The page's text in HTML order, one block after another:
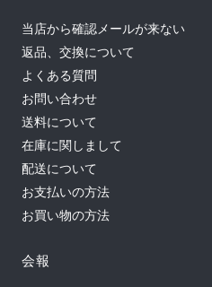
当店から確認メールが来ない
返品、交換について
よくある質問
お問い合わせ
送料について
在庫に関しまして
配送について
お支払いの方法
お買い物の方法
会報